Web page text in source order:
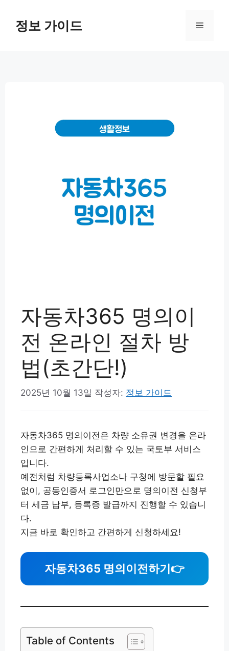
정보 가이드 메
자동차365 명의이
전 온라인 절차 방
법(초간단!)
2025년 10월 13일 작성자: 정보 가이드
자동차365 명의이전은 차량 소유권 변경을 온라
인으로 간편하게 처리할 수 있는 국토부 서비스
입니다.
예전처럼 차량등록사업소나 구청에 방문할 필요
없이, 공동인증서 로그인만으로 명의이전 신청부
터 세금 납부, 등록증 발급까지 진행할 수 있습니
다.
지금 바로 확인하고 간편하게 신청하세요!
자동차365 명의이전하기👉
Table of Contents